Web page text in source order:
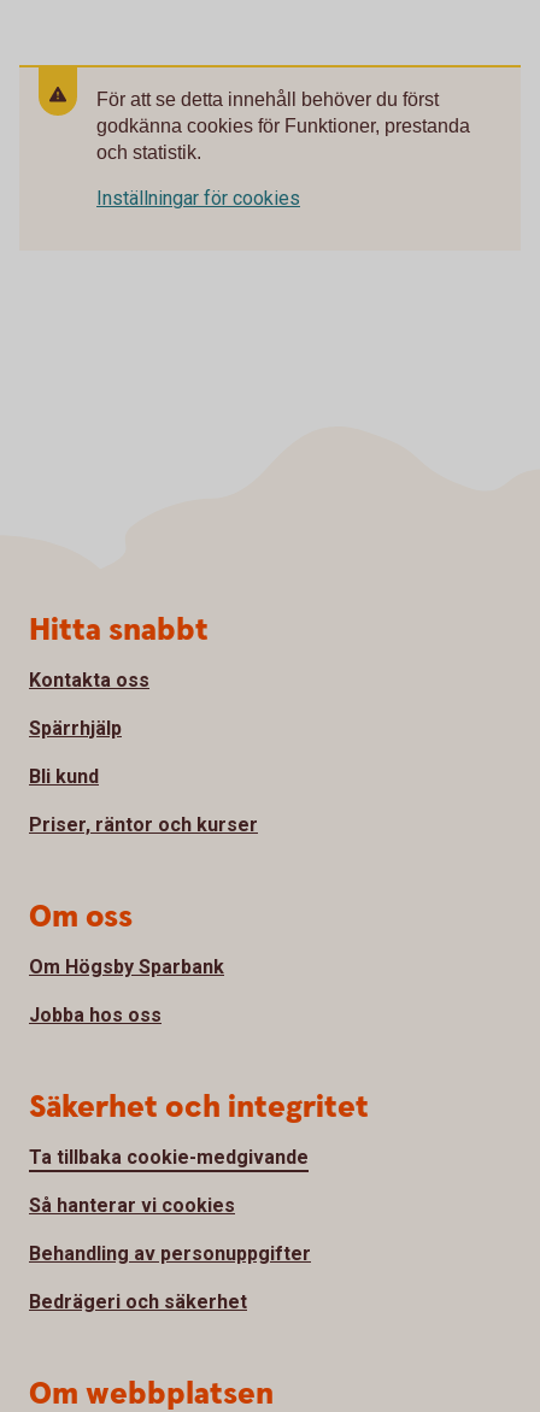
För att se detta innehåll behöver du först
godkänna cookies för Funktioner, prestanda
och statistik.
Inställningar för cookies
Sidfot
Hitta snabbt
Kontakta oss
Spärrhjälp
Bli kund
Priser, räntor och kurser
Om oss
Om Högsby Sparbank
Jobba hos oss
Säkerhet och integritet
Ta tillbaka cookie-medgivande
Så hanterar vi cookies
Behandling av personuppgifter
Bedrägeri och säkerhet
Om webbplatsen